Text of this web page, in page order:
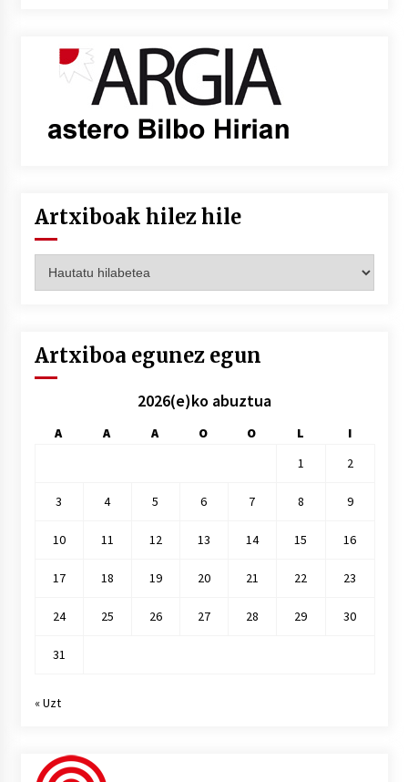
Artxiboak hilez hile
hilez
Artxiboa egunez egun
2026(e)ko abuztua
A A A O O L
I
1
2
3 4 5 6 7 8 9
10 11 12 13 14 15 16
17 18 19 20 21 22 23
24 25 26 27 28 29 30
31
« Uzt